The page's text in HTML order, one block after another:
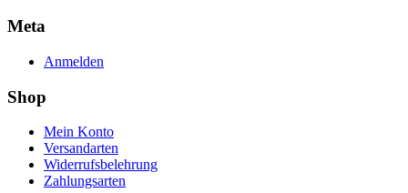
Meta
Anmelden
Shop
Mein Konto
Versandarten
Widerrufsbelehrung
Zahlungsarten